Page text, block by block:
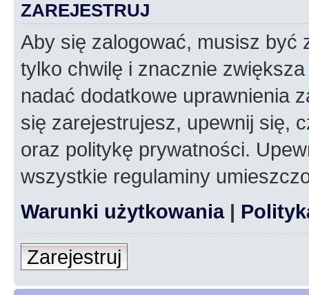
ZAREJESTRUJ
Aby się zalogować, musisz być
tylko chwilę i znacznie
nadać dodatkowe uprawnienia
się zarejestrujesz, upewnij się,
oraz politykę prywatności.
wszystkie regulaminy
Warunki użytkowania|
Zarejestruj